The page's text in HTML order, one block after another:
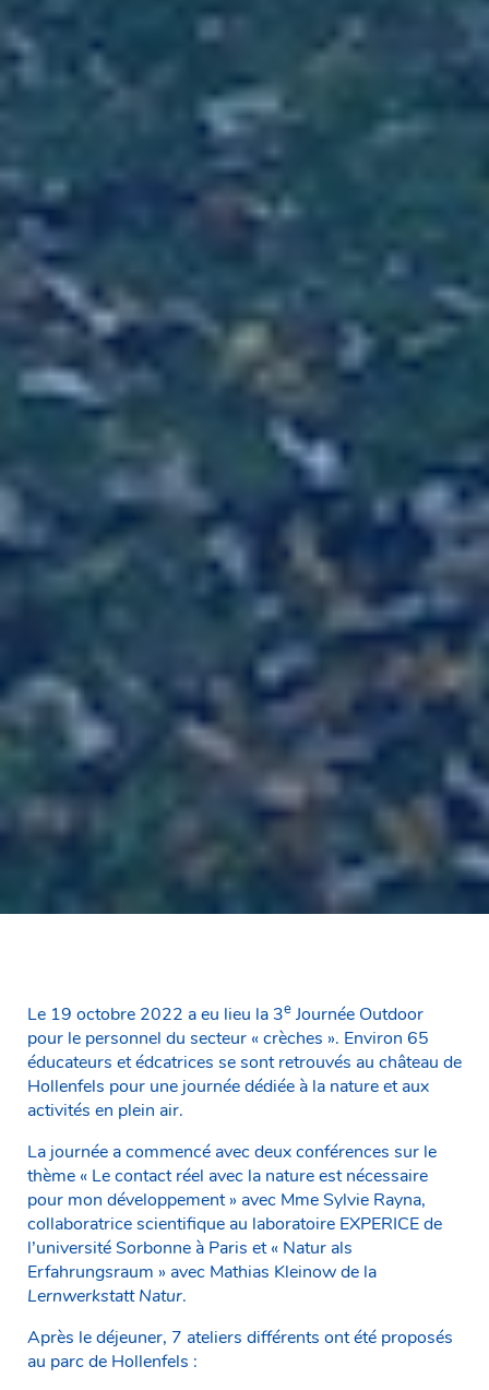
Le 19 octobre 2022 a eu lieu la 3e Journée Outdoor
pour le personnel du secteur « crèches ». Environ 65
éducateurs et édcatrices se sont retrouvés au château de
Hollenfels pour une journée dédiée à la nature et aux
activités en plein air.
La journée a commencé avec deux conférences sur le
thème « Le contact réel avec la nature est nécessaire
pour mon développement » avec Mme Sylvie Rayna,
collaboratrice scientifique au laboratoire EXPERICE de
l’université Sorbonne à Paris et « Natur als
Erfahrungsraum » avec Mathias Kleinow de la
Lernwerkstatt Natur.
Après le déjeuner, 7 ateliers différents ont été proposés
au parc de Hollenfels :